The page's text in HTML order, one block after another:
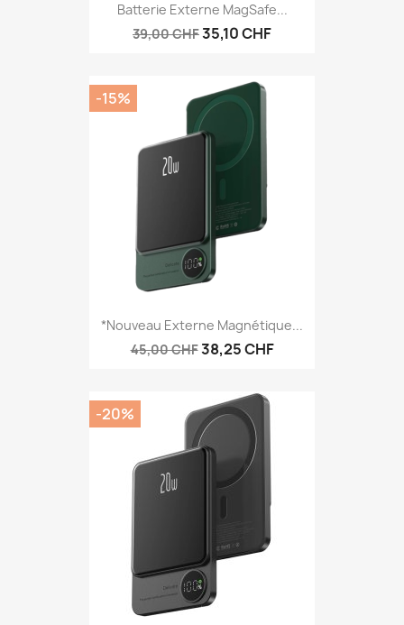
Batterie Externe MagSafe...
39,00 CHF35,10 CHF
*Nouveau Externe Magnétique...
45,00 CHF38,25 CHF
-15%
-20%